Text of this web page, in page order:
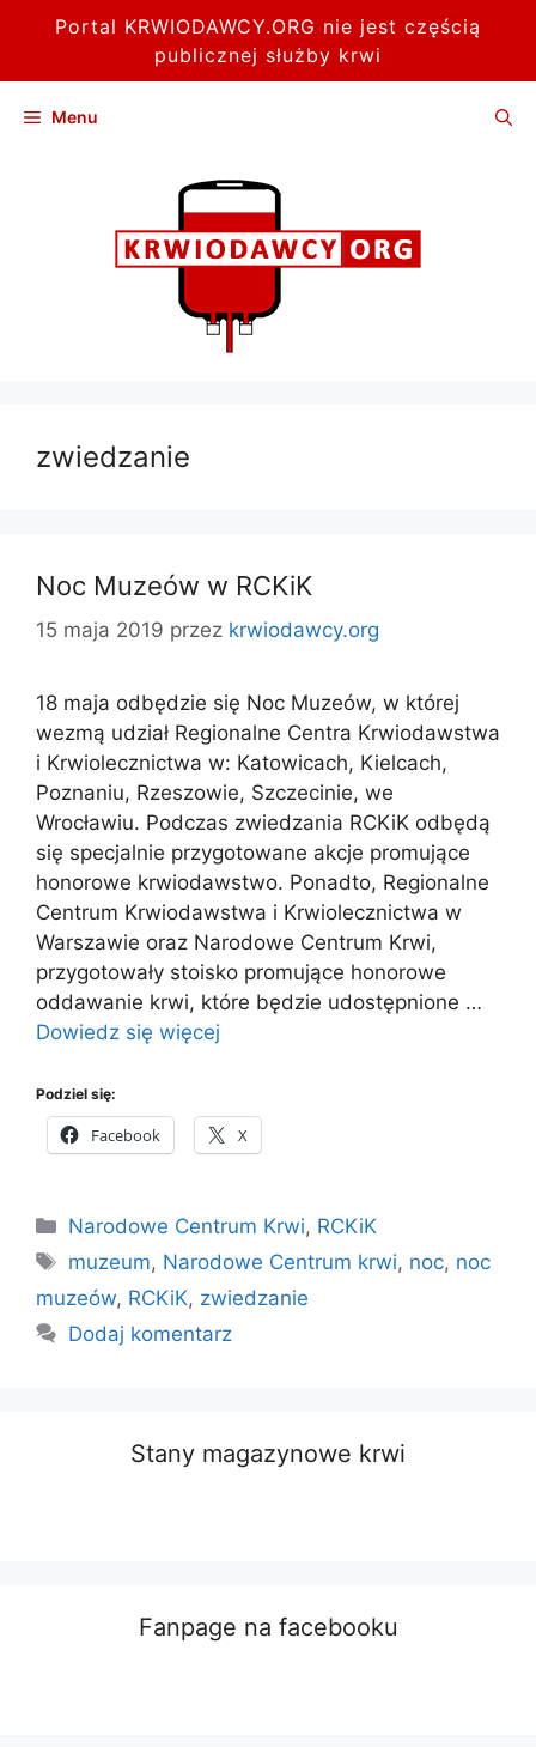
Portal KRWIODAWCY.ORG nie jest częścią
publicznej służby krwi
Menu
zwiedzanie
Noc Muzeów w RCKiK
15 maja 2019 przez krwiodawcy.org
18 maja odbędzie się Noc Muzeów, w której
wezmą udział Regionalne Centra Krwiodawstwa
i Krwiolecznictwa w: Katowicach, Kielcach,
Poznaniu, Rzeszowie, Szczecinie, we
Wrocławiu. Podczas zwiedzania RCKiK odbędą
się specjalnie przygotowane akcje promujące
honorowe krwiodawstwo. Ponadto, Regionalne
Centrum Krwiodawstwa i Krwiolecznictwa w
Warszawie oraz Narodowe Centrum Krwi,
przygotowały stoisko promujące honorowe
oddawanie krwi, które będzie udostępnione …
Dowiedz się więcej
Podziel się:
Facebook X
Kategorie
Narodowe Centrum Krwi, RCKiK
Tagi
muzeum, Narodowe Centrum krwi, noc, noc
muzeów, RCKiK, zwiedzanie
Dodaj komentarz
Stany magazynowe krwi
Fanpage na facebooku